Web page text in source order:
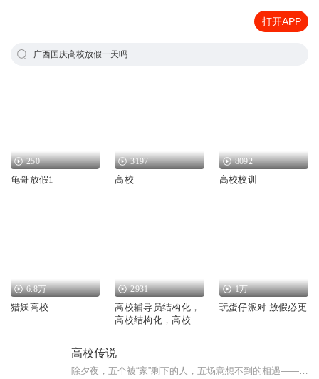
打开APP
广西国庆高校放假一天吗
250
龟哥放假1
3197
高校
8092
高校校训
6.8万
猎妖高校
2931
高校辅导员结构化，
高校结构化，高校工
1万
玩蛋仔派对 放假必更
高校传说